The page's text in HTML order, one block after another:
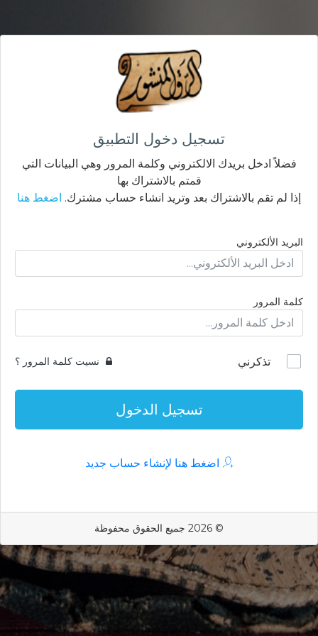
تسجيل دخول التطبيق
فضلاً ادخل بريدك الالكتروني وكلمة المرور وهي البيانات التي
قمتم بالاشتراك بها
إذا لم تقم بالاشتراك بعد وتريد انشاء حساب مشترك. اضغط هنا
البريد الألكتروني
كلمة المرور
تذكرني نسيت كلمة المرور ؟
تسجيل الدخول
اضغط هنا لإنشاء حساب جديد
© 2026 جميع الحقوق محفوظة